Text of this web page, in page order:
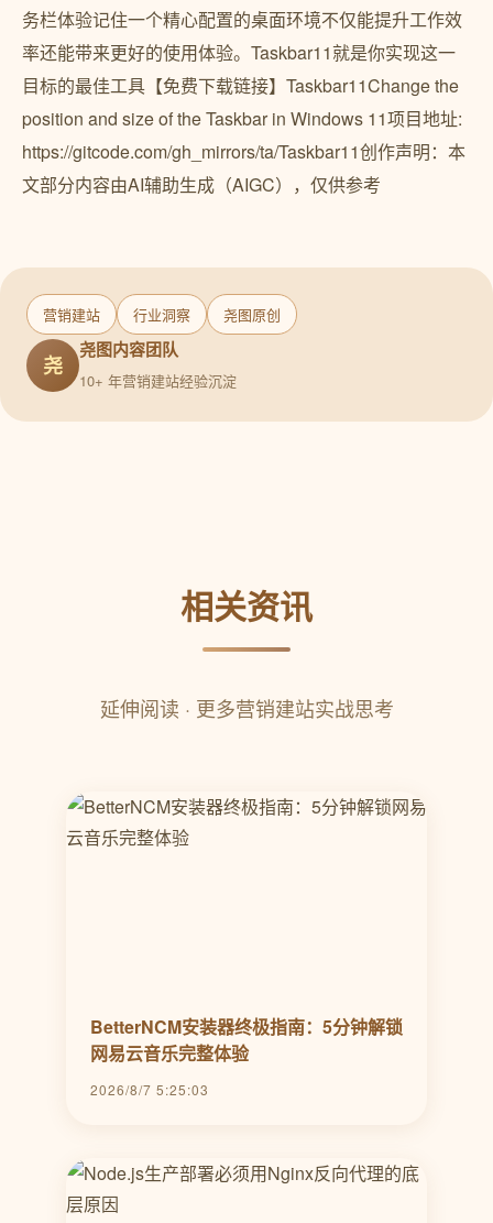
务栏体验记住一个精心配置的桌面环境不仅能提升工作效
率还能带来更好的使用体验。Taskbar11就是你实现这一
目标的最佳工具【免费下载链接】Taskbar11Change the
position and size of the Taskbar in Windows 11项目地址:
https://gitcode.com/gh_mirrors/ta/Taskbar11创作声明：本
文部分内容由AI辅助生成（AIGC），仅供参考
营销建站 行业洞察 尧图原创
尧
尧图内容团队
10+ 年营销建站经验沉淀
相关资讯
延伸阅读 · 更多营销建站实战思考
BetterNCM安装器终极指南：5分钟解锁
网易云音乐完整体验
2026/8/7 5:25:03